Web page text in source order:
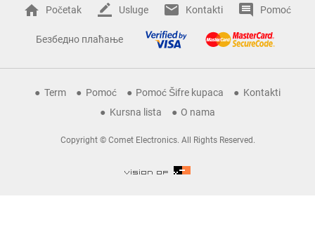
Početak Usluge Kontakti Pomoć
Безбедно плаћање
Term Pomoć Pomoć Šifre kupaca
Kontakti
Kursna lista
O nama
Copyright © Comet Electronics. All Rights Reserved.